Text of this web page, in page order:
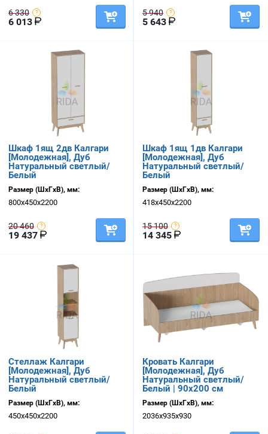
6 330
6 013
5 940
5 643
Шкаф 1ящ 2дв Калгари
[Молодежная], Дуб
Натуральный светлый/
Белый
Размер (ШхГхВ), мм:
800х450х2200
20 460
19 437
Шкаф 1ящ 1дв Калгари
[Молодежная], Дуб
Натуральный светлый/
Белый
Размер (ШхГхВ), мм:
418х450х2200
15 100
14 345
Стеллаж Калгари
[Молодежная], Дуб
Натуральный светлый/
Белый
Размер (ШхГхВ), мм:
450х450х2200
Кровать Калгари
[Молодежная], Дуб
Натуральный светлый/
Белый | 90х200 см
Размер (ШхГхВ), мм:
2036х935х930